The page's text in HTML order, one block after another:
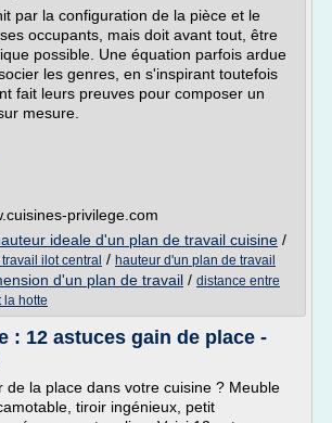
par la configuration de la pièce et le
occupants, mais doit avant tout, être
possible. Une équation parfois ardue
les genres, en s'inspirant toutefois
fait leurs preuves pour composer un
mesure.
privilege.com
ideale d'un plan de travail cuisine /
ilot central / hauteur d'un plan de travail
d'un plan de travail / distance entre
la hotte
: 12 astuces gain de place -
de la place dans votre cuisine ? Meuble
tiroir ingénieux, petit